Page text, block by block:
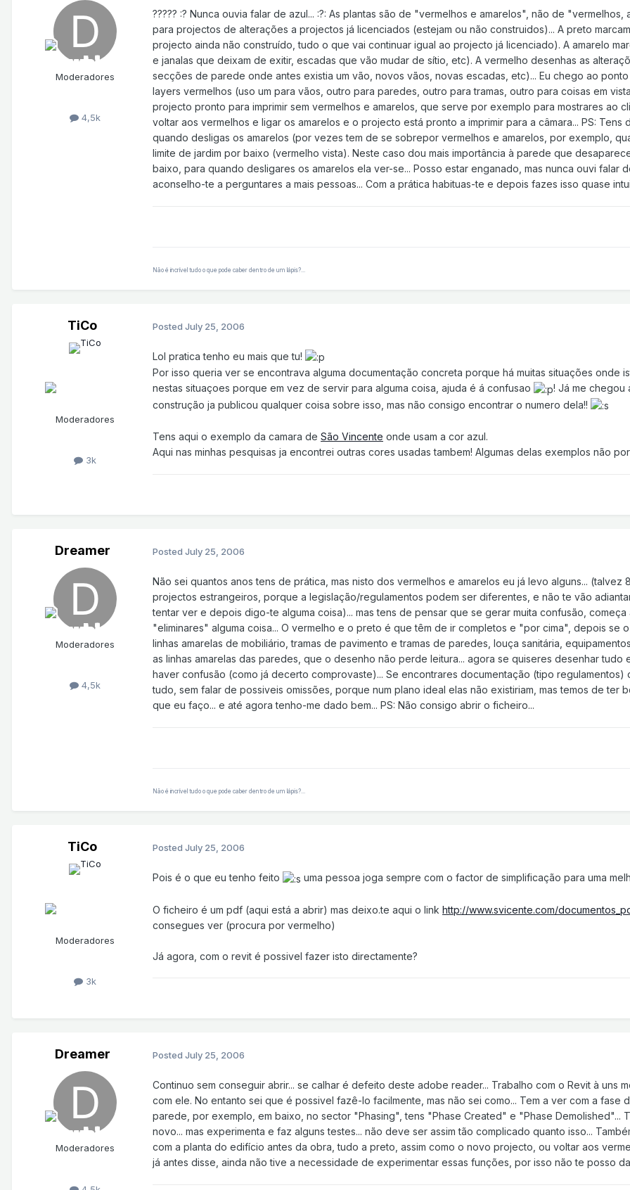
Moderadores
4,5k
????? :? Nunca ouvia falar de azul... :?: As plantas são de "vermelhos e amarelos", não de
para projectos de alterações a projectos já licenciados (estejam ou não construidos)... A preto
projecto ainda não construído, tudo o que vai continuar igual ao projecto já licenciado). A amarelo
e janalas que deixam de exitir, escadas que vão mudar de sítio, etc). A vermelho desenhas as
secções de parede onde antes existia um vão, novos vãos, novas escadas, etc)... Eu chego ao
layers vermelhos (uso um para vãos, outro para paredes, outro para tramas, outro para coisas em
projecto pronto para imprimir sem vermelhos e amarelos, que serve por exemplo para mostrares ao
voltar aos vermelhos e ligar os amarelos e o projecto está pronto a imprimir para a câmara... PS:
quando desligas os amarelos (por vezes tem de se sobrepor vermelhos e amarelos, por exemplo,
limite de jardim por baixo (vermelho vista). Neste caso dou mais importância à parede que
baixo, para quando desligares os amarelos ela ver-se... Posso estar enganado, mas nunca ouvi falar
aconselho-te a perguntares a mais pessoas... Com a prática habituas-te e depois fazes isso quase
Não é incrível tudo o que pode caber dentro de um lápis?...
TiCo
Moderadores
3k
Posted July 25, 2006
Lol pratica tenho eu mais que tu!
Por isso queria ver se encontrava alguma documentação concreta porque há muitas situações onde
nestas situaçoes porque em vez de servir para alguma coisa, ajuda é á confusao
! Já me chegou
construção ja publicou qualquer coisa sobre isso, mas não consigo encontrar o numero dela!!
Tens aqui o exemplo da camara de São Vincente onde usam a cor azul.
Aqui nas minhas pesquisas ja encontrei outras cores usadas tambem! Algumas delas exemplos não
Dreamer
Moderadores
4,5k
Posted July 25, 2006
Não sei quantos anos tens de prática, mas nisto dos vermelhos e amarelos eu já levo alguns...
projectos estrangeiros, porque a legislação/regulamentos podem ser diferentes, e não te vão
tentar ver e depois digo-te alguma coisa)... mas tens de pensar que se gerar muita confusão,
"eliminares" alguma coisa... O vermelho e o preto é que têm de ir completos e "por cima", depois se
linhas amarelas de mobiliário, tramas de pavimento e tramas de paredes, louça sanitária,
as linhas amarelas das paredes, que o desenho não perde leitura... agora se quiseres desenhar
haver confusão (como já decerto comprovaste)... Se encontrares documentação (tipo
tudo, sem falar de possiveis omissões, porque num plano ideal elas não existiriam, mas temos de ter
que eu faço... e até agora tenho-me dado bem... PS: Não consigo abrir o ficheiro...
Não é incrível tudo o que pode caber dentro de um lápis?...
TiCo
Moderadores
3k
Posted July 25, 2006
Pois é o que eu tenho feito uma pessoa joga sempre com o factor de simplificação para uma
O ficheiro é um pdf (aqui está a abrir) mas deixo.te aqui o link http://www.svicente.com/
consegues ver (procura por vermelho)
Já agora, com o revit é possivel fazer isto directamente?
Dreamer
Moderadores
Posted July 25, 2006
Continuo sem conseguir abrir... se calhar é defeito deste adobe reader... Trabalho com o Revit à uns
com ele. No entanto sei que é possivel fazê-lo facilmente, mas não sei como... Tem a ver com a
parede, por exemplo, em baixo, no sector "Phasing", tens "Phase Created" e "Phase
novo... mas experimenta e faz alguns testes... não deve ser assim tão complicado quanto isso...
com a planta do edifício antes da obra, tudo a preto, assim como o novo projecto, ou voltar aos
já antes disse, ainda não tive a necessidade de experimentar essas funções, por isso não te posso